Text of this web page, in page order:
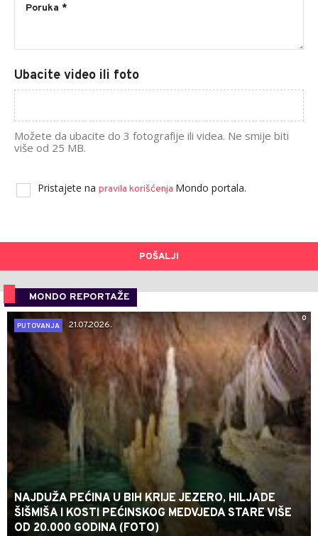
Ubacite video ili foto
Možete da ubacite do 3 fotografije ili videa. Ne smije biti
više od 25 MB.
Pristajete na pravila korišćenja Mondo portala.
POŠALJI
MONDO REPORTAŽE
0
PUTOVANJA
21.07.2026.
NAJDUŽA PEĆINA U BIH KRIJE JEZERO, HILJADE
ŠIŠMIŠA I KOSTI PEĆINSKOG MEDVJEDA STARE VIŠE
OD 20.000 GODINA (FOTO)